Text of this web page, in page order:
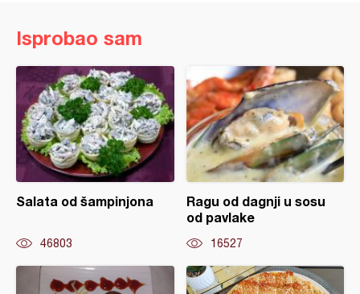
Isprobao sam
Salata od šampinjona
46803
Ragu od dagnji u sosu
od pavlake
16527